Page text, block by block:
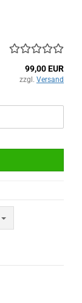
99,00 EUR
zzgl. Versand